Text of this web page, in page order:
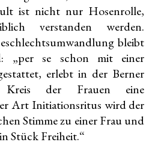
ist nicht nur Hosenrolle,
verstanden werden.
bleibt
„per se schon mit einer
erlebt in der Berner
Kreis der Frauen eine
Art Initiationsritus wird der
Stimme zu einer Frau und
Stück Freiheit.“